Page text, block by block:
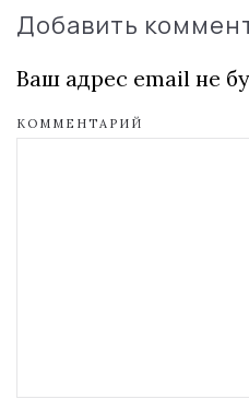
Добавить
Ваш адрес email не
КОММЕНТАРИЙ